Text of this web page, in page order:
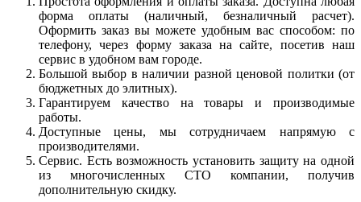
форма оплаты (наличный, безналичный расчет).
Оформить заказ вы можете удобным вас способом: по
телефону, через форму заказа на сайте, посетив наш
сервис в удобном вам городе.
Большой выбор в наличии разной ценовой политки (от
бюджетных до элитных).
Гарантируем качество на товары и производимые
работы.
Доступные цены, мы сотрудничаем напрямую с
производителями.
Сервис. Есть возможность установить защиту на одной
из многочисленных СТО компании, получив
дополнительную скидку.